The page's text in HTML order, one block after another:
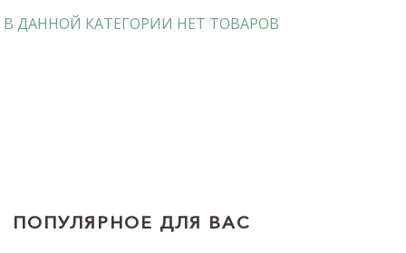
В ДАННОЙ КАТЕГОРИИ НЕТ ТОВАРОВ
ПОПУЛЯРНОЕ ДЛЯ ВАС